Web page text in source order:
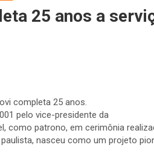
25 anos a
completa 25 anos.
pelo vice-presidente da
como patrono, em cerimônia
nasceu como um projeto